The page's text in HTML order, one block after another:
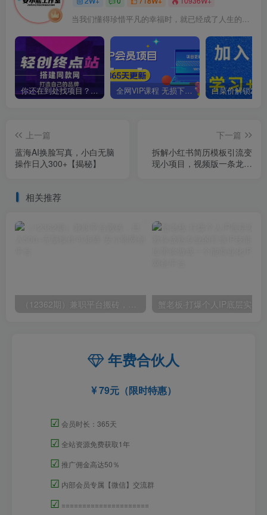
当我们懂得珍惜平凡的幸福时，就已经成了人生的赢家
你还在到处找项目？还在当韭菜？我靠卖项目一个月收入5万+，曾经我也是个失败者。 全网VIP课程 无损下载~
上一篇
蓝海AI换脸写真，小白无脑
操作日入300+【揭秘】
下一篇
拆解小红书简历模板引流变
现小项目，视频版一条龙实
相关推荐
（12362期）兼职平台搬砖，日入500+无脑操作可矩阵
年费合伙人
79元（限时特惠）
☑ 会员时长：365天
☑ 全站资源免费获取1年
☑ 推广佣金高达50％
☑ 内部会员专属【微信】交流群
☑ =====================